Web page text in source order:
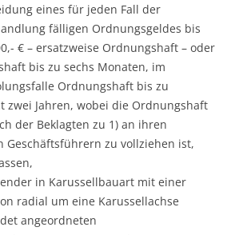
eines für jeden Fall der
fälligen Ordnungsgeldes bis
€ – ersatzweise Ordnungshaft – oder
bis zu sechs Monaten, im
Ordnungshaft bis zu
zwei Jahren, wobei die Ordnungshaft
der Beklagten zu 1) an ihren
Geschäftsführern zu vollziehen ist,
in Karussellbauart mit einer
radial um eine Karussellachse
angeordneten